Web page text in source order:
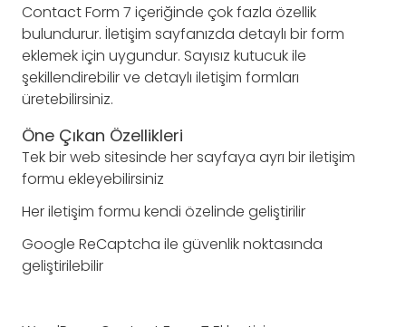
Contact Form 7 içeriğinde çok fazla özellik
bulundurur. İletişim sayfanızda detaylı bir form
eklemek için uygundur. Sayısız kutucuk ile
şekillendirebilir ve detaylı iletişim formları
üretebilirsiniz.
Öne Çıkan Özellikleri
Tek bir web sitesinde her sayfaya ayrı bir iletişim
formu ekleyebilirsiniz
Her iletişim formu kendi özelinde geliştirilir
Google ReCaptcha ile güvenlik noktasında
geliştirilebilir